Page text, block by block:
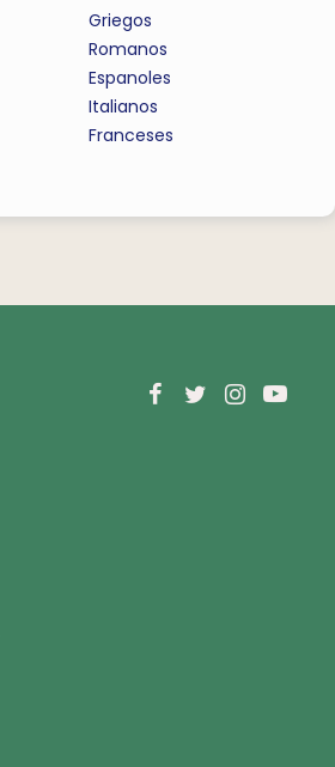
Griegos
Romanos
Espanoles
Italianos
Franceses